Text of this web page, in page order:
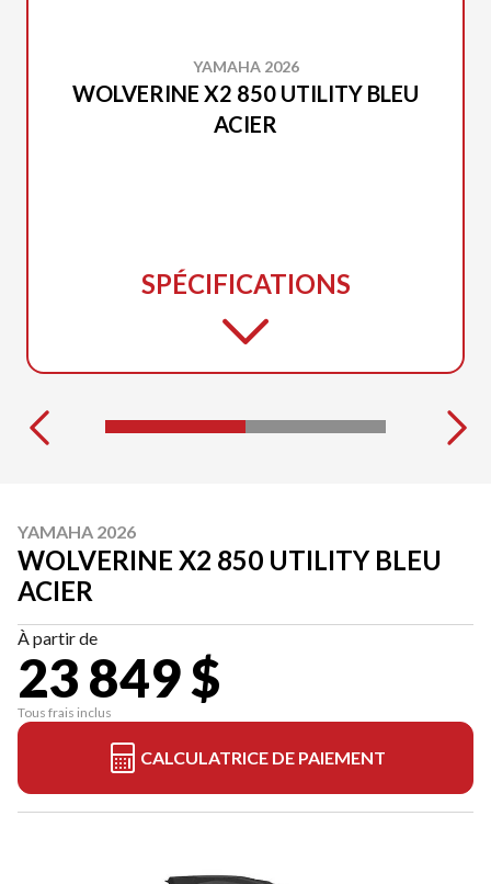
YAMAHA 2026
WOLVERINE X2 850 UTILITY BLEU
ACIER
SPÉCIFICATIONS
YAMAHA 2026
WOLVERINE X2 850 UTILITY BLEU
ACIER
À partir de
23 849 $
Tous frais inclus
CALCULATRICE DE PAIEMENT